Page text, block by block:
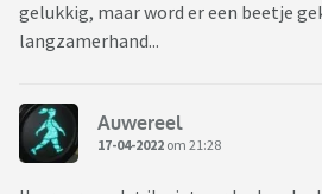
gelukkig, maar word er een beetje
langzamerhand...
Auwereel
17-04-2022 om 21:28